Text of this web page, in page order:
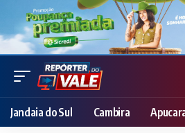
Jandaia do Sul Cambira